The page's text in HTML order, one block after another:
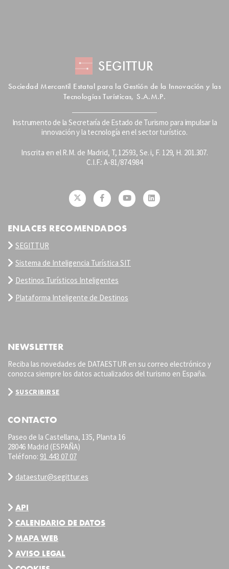
SEGITTUR
Sociedad Mercantil Estatal para la Gestión de la Innovación y las
Tecnologías Turísticas, S.A.M.P.
Instrumento de la Secretaría de Estado de Turismo para impulsar la
innovación y la tecnología en el sector turístico.
Inscrita en el R.M. de Madrid, T, 12593, Se. i, F. 129, H. 201.307.
C.I.F.: A-81/874.984
ENLACES RECOMENDADOS
SEGITTUR
Sistema de Inteligencia Turística SIT
Destinos Turísticos Inteligentes
Plataforma Inteligente de Destinos
NEWSLETTER
Reciba las novedades de DATAESTUR en su correo electrónico y
conozca siempre los datos actualizados del turismo en España.
SUSCRIBIRSE
CONTACTO
Paseo de la Castellana, 135, Planta 16
28046 Madrid (ESPAÑA)
Teléfono: 91 443 07 07
dataestur@segittur.es
API
CALENDARIO DE DATOS
MAPA WEB
AVISO LEGAL